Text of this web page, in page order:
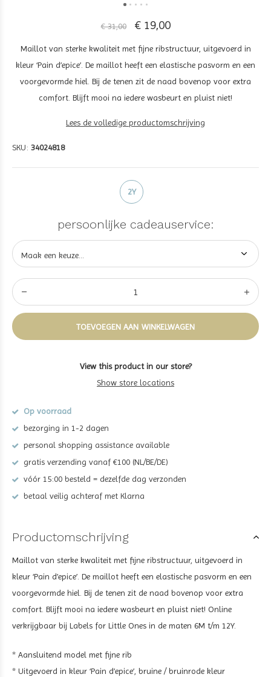
€ 31,00 € 19,00
Maillot van sterke kwaliteit met fijne ribstructuur, uitgevoerd in
kleur ‘Pain d’epice’. De maillot heeft een elastische pasvorm en een
voorgevormde hiel. Bij de tenen zit de naad bovenop voor extra
comfort. Blijft mooi na iedere wasbeurt en pluist niet!
Lees de volledige productomschrijving
SKU: 34024818
2Y
persoonlijke cadeauservice:
TOEVOEGEN AAN WINKELWAGEN
View this product in our store?
Show store locations
Op voorraad
bezorging in 1-2 dagen
personal shopping assistance available
gratis verzending vanaf €100 (NL/BE/DE)
vóór 15:00 besteld = dezelfde dag verzonden
betaal veilig achteraf met Klarna
Productomschrijving
Maillot van sterke kwaliteit met fijne ribstructuur, uitgevoerd in
kleur ‘Pain d’epice’. De maillot heeft een elastische pasvorm en een
voorgevormde hiel. Bij de tenen zit de naad bovenop voor extra
comfort. Blijft mooi na iedere wasbeurt en pluist niet! Online
verkrijgbaar bij Labels for Little Ones in de maten 6M t/m 12Y.
* Aansluitend model met fijne rib
* Uitgevoerd in kleur ‘Pain d’epice’, bruine / bruinrode kleur